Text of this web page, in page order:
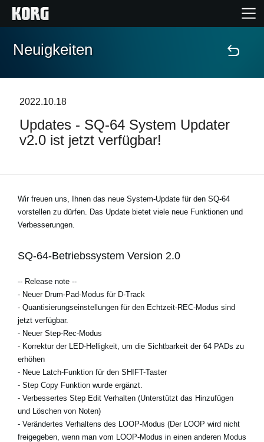
Home
Extras
Händlersuche
Neuigkeiten
Gebiet / Land
Über KORG
Neuigkeiten
2022.10.18
Updates - SQ-64 System Updater
v2.0 ist jetzt verfügbar!
Wir freuen uns, Ihnen das neue System-Update für den SQ-64
vorstellen zu dürfen. Das Update bietet viele neue Funktionen und
Verbesserungen.
SQ-64-Betriebssystem Version 2.0
-- Release note --
- Neuer Drum-Pad-Modus für D-Track
- Quantisierungseinstellungen für den Echtzeit-REC-Modus sind
jetzt verfügbar.
- Neuer Step-Rec-Modus
- Korrektur der LED-Helligkeit, um die Sichtbarkeit der 64 PADs zu
erhöhen
- Neue Latch-Funktion für den SHIFT-Taster
- Step Copy Funktion wurde ergänzt.
- Verbessertes Step Edit Verhalten (Unterstützt das Hinzufügen
und Löschen von Noten)
- Verändertes Verhaltens des LOOP-Modus (Der LOOP wird nicht
freigegeben, wenn man vom LOOP-Modus in einen anderen Modus